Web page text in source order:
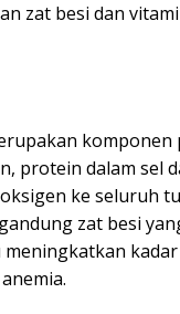
zat besi dan
komponen
protein dalam sel
ke seluruh
zat besi
meningkatkan